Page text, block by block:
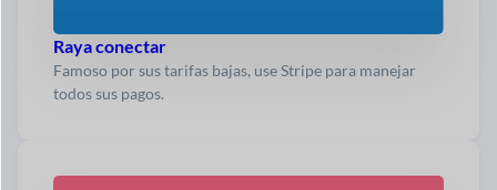
Raya conectar
Famoso por sus tarifas bajas, use Stripe para manejar
todos sus pagos.